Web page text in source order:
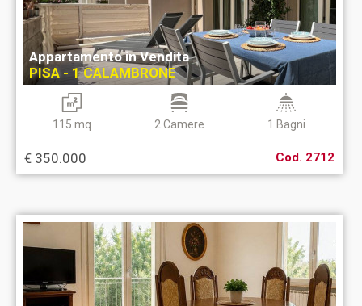
Appartamento in Vendita
PISA - 1 CALAMBRONE
115 mq 2 Camere 1 Bagni
€ 350.000 Cod. 2712